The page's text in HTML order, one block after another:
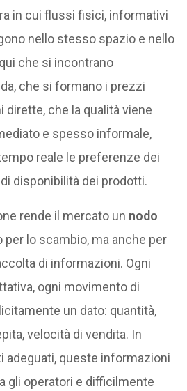
in cui flussi fisici, informativi
nello stesso spazio e nello
che si incontrano
che si formano i prezzi
dirette, che la qualità viene
e spesso informale,
reale le preferenze dei
disponibilità dei prodotti.
rende il mercato un nodo
per lo scambio, ma anche per
di informazioni. Ogni
ogni movimento di
un dato: quantità,
velocità di vendita. In
adeguati, queste informazioni
gli operatori e difficilmente